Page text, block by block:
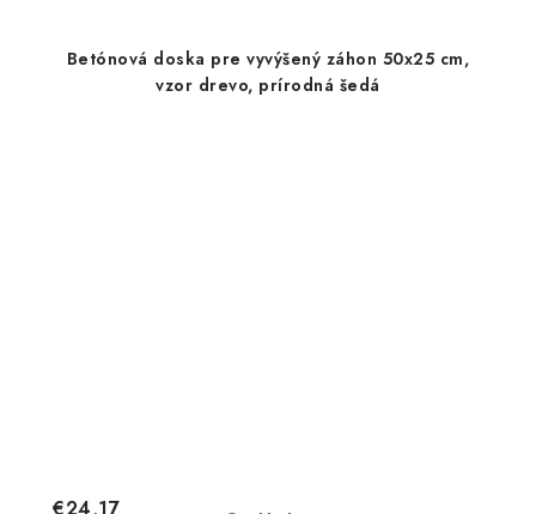
Betónová doska pre vyvýšený záhon 50x25 cm,
vzor drevo, prírodná šedá